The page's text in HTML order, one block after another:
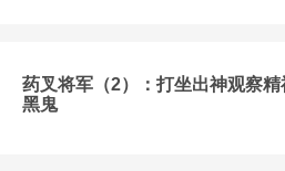
药叉将军（2）：打坐出神观察
黑鬼